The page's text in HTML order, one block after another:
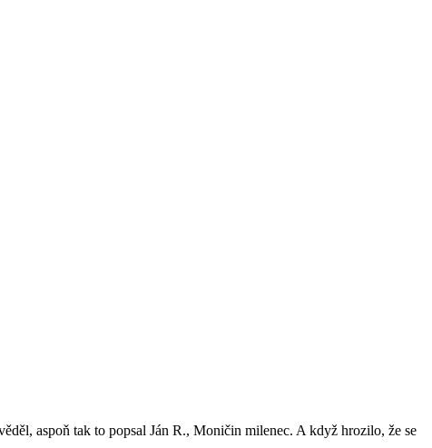
aspoň tak to popsal Ján R., Moničin milenec. A když hrozilo, že se